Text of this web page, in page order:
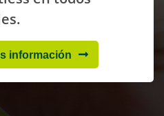
información